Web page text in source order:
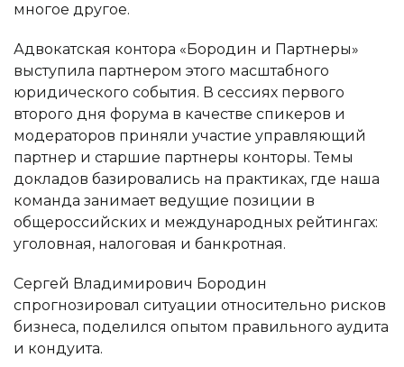
многое другое.
Адвокатская контора «Бородин и Партнеры»
выступила партнером этого масштабного
юридического события. В сессиях первого
второго дня форума в качестве спикеров и
модераторов приняли участие управляющий
партнер и старшие партнеры конторы. Темы
докладов базировались на практиках, где наша
команда занимает ведущие позиции в
общероссийских и международных рейтингах:
уголовная, налоговая и банкротная.
Сергей Владимирович Бородин
спрогнозировал ситуации относительно рисков
бизнеса, поделился опытом правильного аудита
и кондуита.